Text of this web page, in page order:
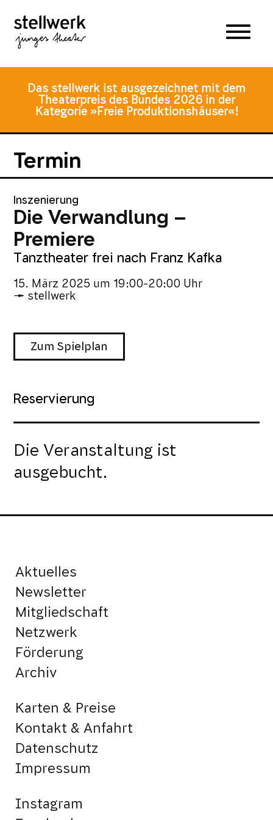
Hauptmenü
Inhalt
springen
Fusszeile
springen
Das stellwerk ist ausgezeichnet mit dem
Theaterpreis des Bundes 2026 in der
Kategorie »Freie Produktionshäuser«!
Termin
Inszenierung
Die Verwandlung –
Premiere
Tanztheater frei nach Franz Kafka
15. März 2025 um 19:00-20:00 Uhr
stellwerk
Zum Spielplan
Reservierung
Die Veranstaltung ist
ausgebucht.
Aktuelles
Newsletter
Mitgliedschaft
Netzwerk
Förderung
Archiv
Karten & Preise
Kontakt & Anfahrt
Datenschutz
Impressum
Instagram